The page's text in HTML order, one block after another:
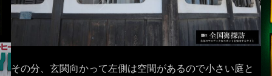
その分、玄関向かって左側は空間があるので小さい庭と